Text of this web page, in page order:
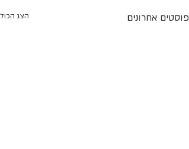
פוסטים אחרונים הצג הכול